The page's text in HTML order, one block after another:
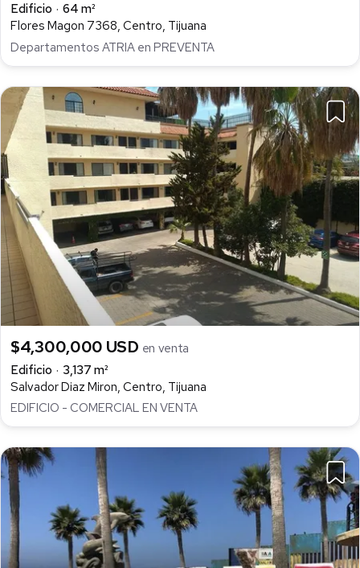
Edificio
64 m²
Flores Magon 7368, Centro, Tijuana
Departamentos ATRIA en PREVENTA
$4,300,000 USD en venta
Edificio
3,137 m²
Salvador Diaz Miron, Centro, Tijuana
EDIFICIO - COMERCIAL EN VENTA